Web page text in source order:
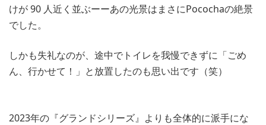
けが 90 人近く並ぶーーあの光景はまさにPocochaの絶景
でした。
しかも失礼なのが、途中でトイレを我慢できずに「ごめ
ん、行かせて！」と放置したのも思い出です（笑）
2023年の『グランドシリーズ』よりも全体的に派手にな